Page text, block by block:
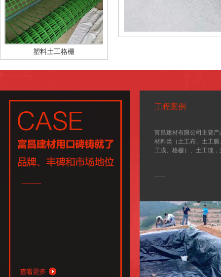
塑料土工格栅
工程案例
富昌建材有限公司主要产
材料类（土工布、土工膜
工膜、格栅）、土工毯，
一体的大型综合企业。我
和严格的质量管理体系。
年已通过ISO9001-2000
目前土工材料已广泛应用
水利、环保、建筑等各个
国家各重点工程中发挥着
——